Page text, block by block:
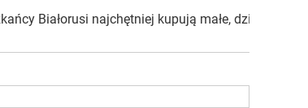
Białorusi najchętniej kupują małe,